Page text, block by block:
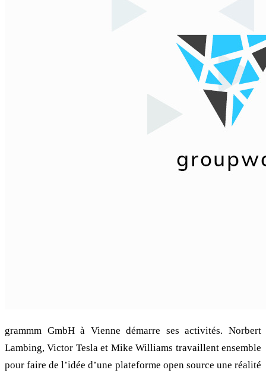
grammm GmbH à Vienne démarre ses activités. Norbert
Lambing, Victor Tesla et Mike Williams travaillent ensemble
pour faire de l’idée d’une plateforme open source une réalité